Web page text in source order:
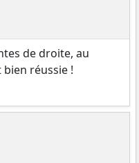
de droite, au
réussie !